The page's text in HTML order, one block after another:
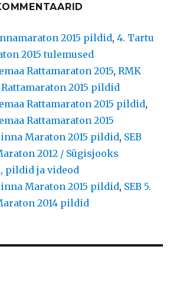
2015 pildid,4. Tartu
2015 tulemused
Rattamaraton 2015,RMK
2015 pildid
Rattamaraton 2015 pildid,
Rattamaraton 2015
Maraton 2015 pildid, SEB
2012 / Sügisjooks
pildid ja videod
Maraton 2015 pildid, SEB 5.
2014 pildid